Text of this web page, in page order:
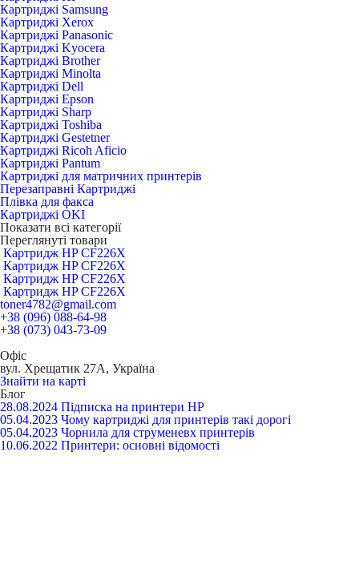
Картриджі Samsung
Картриджі Xerox
Картриджі Panasonic
Картриджі Kyocera
Картриджі Brother
Картриджі Minolta
Картриджі Dell
Картриджі Epson
Картриджі Sharp
Картриджі Toshiba
Картриджі Gestetner
Картриджі Ricoh Aficio
Картриджі Pantum
Картриджі для матричних принтерів
Перезаправні Картриджі
Плівка для факса
Картриджі OKI
Показати всі категорії
Переглянуті товари
Картридж HP CF226X
Картридж HP CF226X
Картридж HP CF226X
Картридж HP CF226X
toner4782@gmail.com
+38 (096) 088-64-98
+38 (073) 043-73-09
Офіс
вул. Хрещатик 27А, Україна
Знайти на карті
Блог
28.08.2024 Підписка на принтери HP
05.04.2023 Чому картриджі для принтерів такі дорогі
05.04.2023 Чорнила для струменевх принтерів
10.06.2022 Принтери: основні відомості